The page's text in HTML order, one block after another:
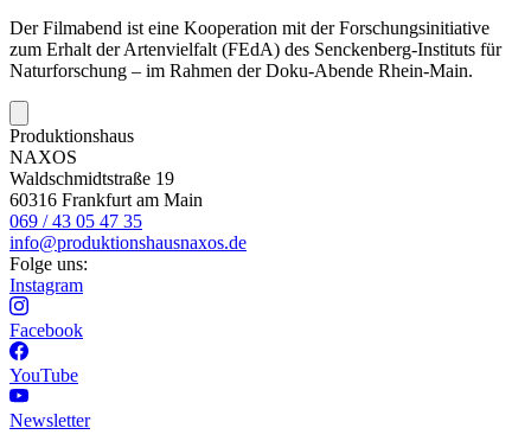
Der Filmabend ist eine Kooperation mit der Forschungsinitiative
zum Erhalt der Artenvielfalt (FEdA) des Senckenberg-Instituts für
Naturforschung – im Rahmen der Doku-Abende Rhein-Main.
Produktionshaus
NAXOS
Waldschmidtstraße 19
60316 Frankfurt am Main
069 / 43 05 47 35
info@produktionshausnaxos.de
Folge uns:
Instagram
Facebook
YouTube
Newsletter